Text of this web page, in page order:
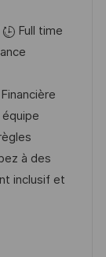
Full time
à des
inclusif et